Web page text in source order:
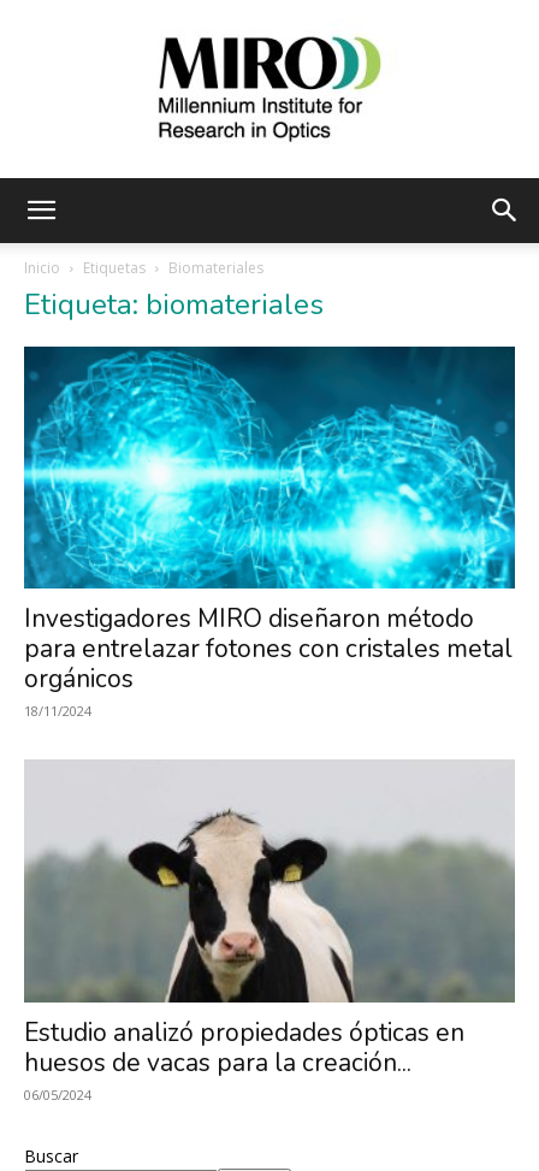
de
Investigación
en
MIRO
Inicio Etiquetas Biomateriales
Etiqueta: biomateriales
Investigadores MIRO diseñaron método
para entrelazar fotones con cristales metal
orgánicos
18/11/2024
Estudio analizó propiedades ópticas en
huesos de vacas para la creación...
06/05/2024
Buscar